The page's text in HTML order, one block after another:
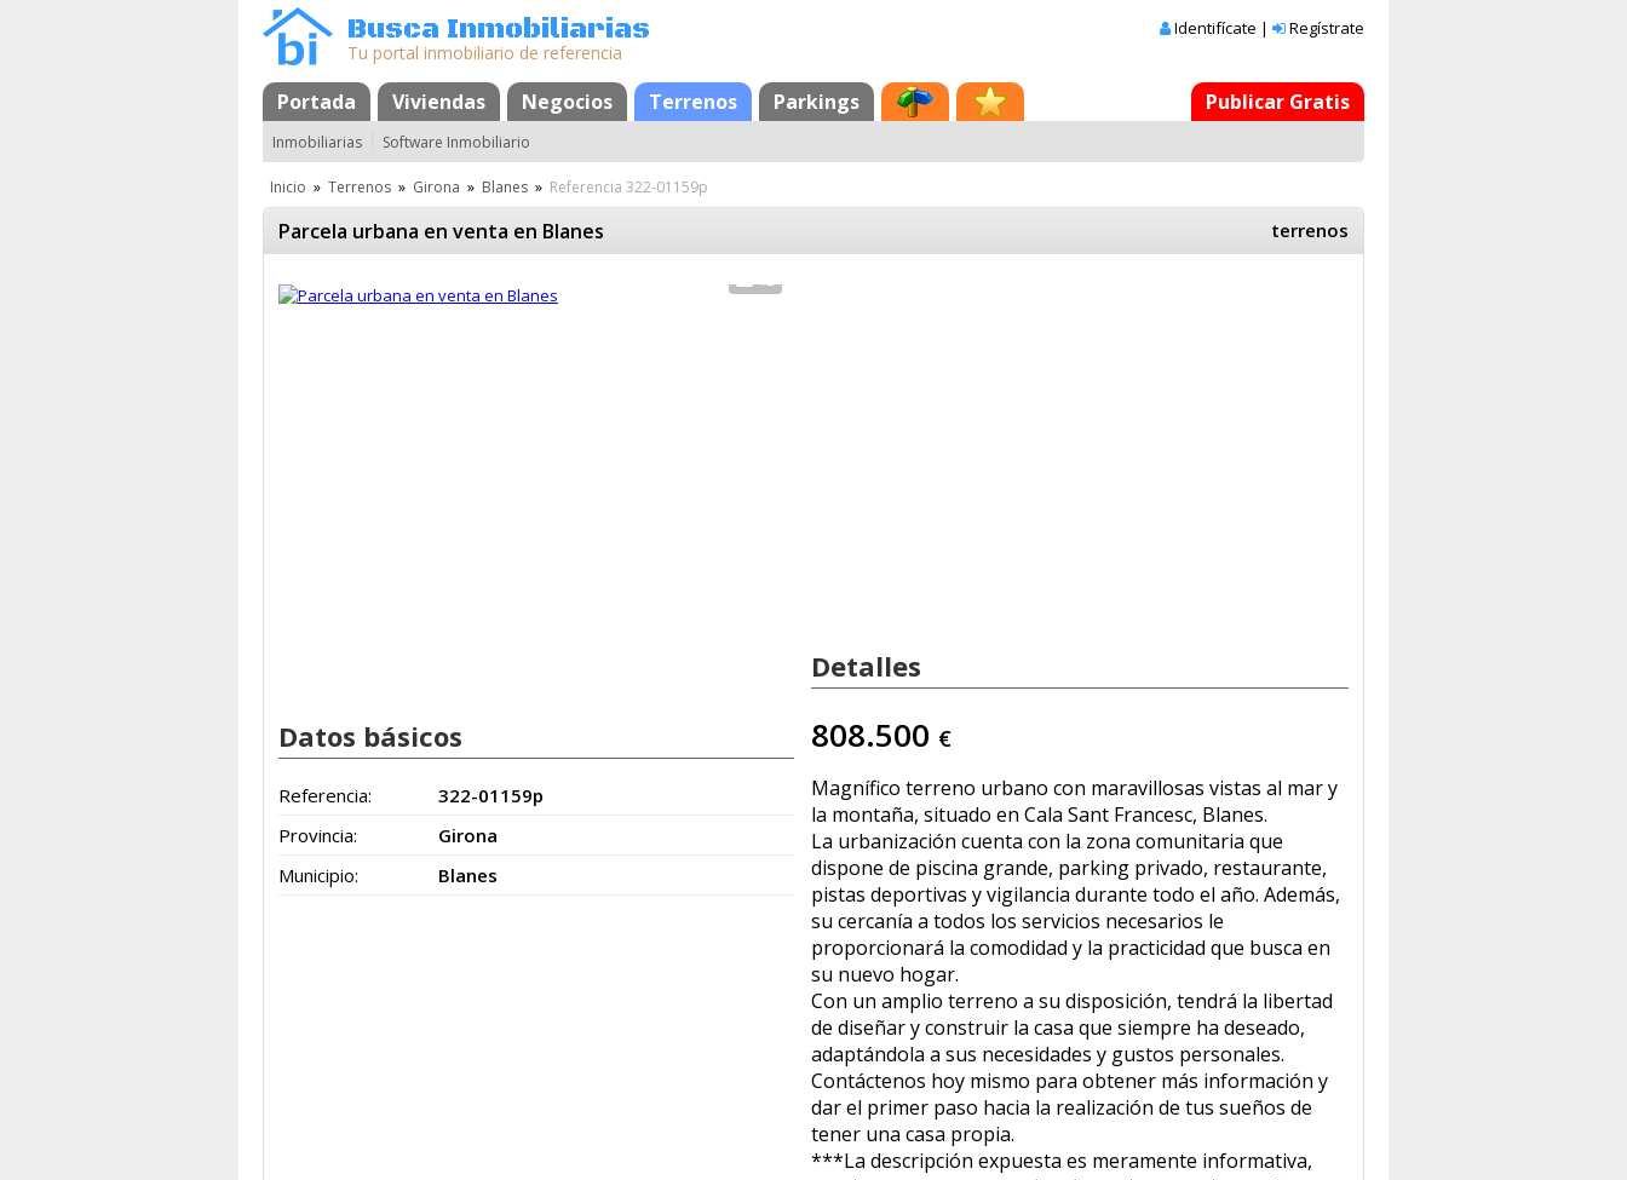
Busca Inmobiliarias
Tu portal inmobiliario de referencia
Identifícate | Regístrate
Portada Viviendas Negocios Terrenos Parkings
MapaFavoritos Publicar Gratis
Inmobiliarias Software Inmobiliario
Inicio » Terrenos » Girona » Blanes » Referencia 322-01159p
terrenos
Parcela urbana en venta en Blanes
12
Datos básicos
Referencia:
322-01159p
Provincia:
Girona
Municipio:
Blanes
Detalles
808.500 €
Magnífico terreno urbano con maravillosas vistas al mar y
la montaña, situado en Cala Sant Francesc, Blanes.
La urbanización cuenta con la zona comunitaria que
dispone de piscina grande, parking privado, restaurante,
pistas deportivas y vigilancia durante todo el año. Además,
su cercanía a todos los servicios necesarios le
proporcionará la comodidad y la practicidad que busca en
su nuevo hogar.
Con un amplio terreno a su disposición, tendrá la libertad
de diseñar y construir la casa que siempre ha deseado,
adaptándola a sus necesidades y gustos personales.
Contáctenos hoy mismo para obtener más información y
dar el primer paso hacia la realización de tus sueños de
tener una casa propia.
***La descripción expuesta es meramente informativa,